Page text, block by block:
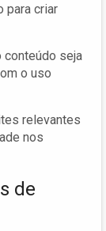
para criar
conteúdo seja
o uso
relevantes
nos
de